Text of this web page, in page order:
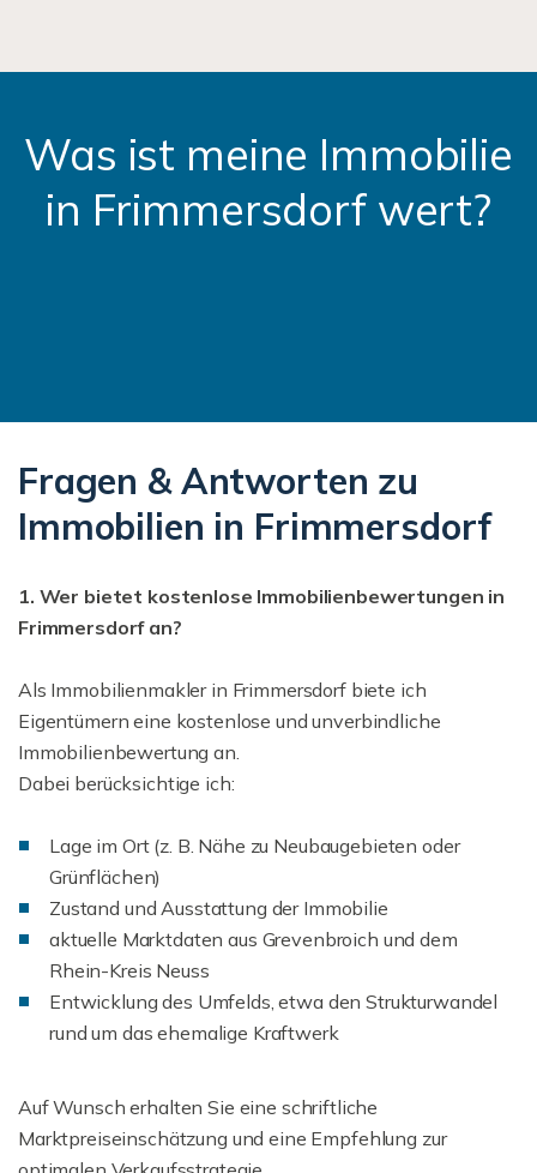
Was ist meine Immobilie
in Frimmersdorf wert?
Fragen & Antworten zu
Immobilien in Frimmersdorf
1. Wer bietet kostenlose Immobilienbewertungen in
Frimmersdorf an?
Als Immobilienmakler in Frimmersdorf biete ich
Eigentümern eine kostenlose und unverbindliche
Immobilienbewertung an.
Dabei berücksichtige ich:
Lage im Ort (z. B. Nähe zu Neubaugebieten oder
Grünflächen)
Zustand und Ausstattung der Immobilie
aktuelle Marktdaten aus Grevenbroich und dem
Rhein-Kreis Neuss
Entwicklung des Umfelds, etwa den Strukturwandel
rund um das ehemalige Kraftwerk
Auf Wunsch erhalten Sie eine schriftliche
Marktpreiseinschätzung und eine Empfehlung zur